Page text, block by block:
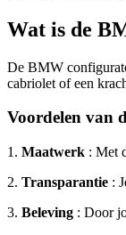
Wat is de
De BMW
cabriolet of een
Voordelen van
1. Maatwerk : Met
2. Transparantie :
3. Beleving : Door